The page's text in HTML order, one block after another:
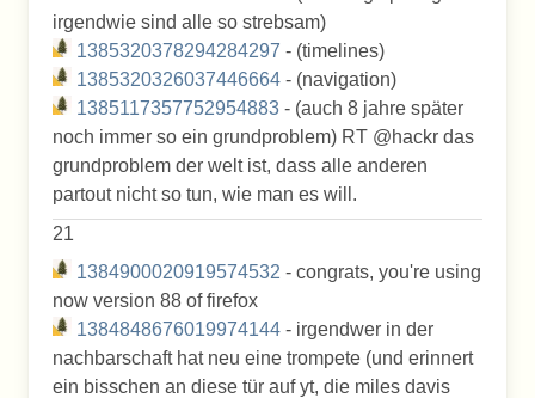
irgendwie sind alle so strebsam)
1385320378294284297 - (timelines)
1385320326037446664 - (navigation)
1385117357752954883 - (auch 8 jahre später
noch immer so ein grundproblem) RT @hackr das
grundproblem der welt ist, dass alle anderen
partout nicht so tun, wie man es will.
21
1384900020919574532 - congrats, you're using
now version 88 of firefox
1384848676019974144 - irgendwer in der
nachbarschaft hat neu eine trompete (und erinnert
ein bisschen an diese tür auf yt, die miles davis